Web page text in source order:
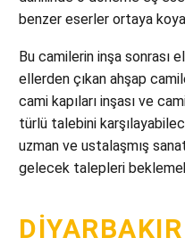
benzer eserler ortaya
Bu camilerin inşa
ellerden çıkan ahşap
cami kapıları inşası ve
türlü talebini
uzman ve ustalaşmış
gelecek talepleri